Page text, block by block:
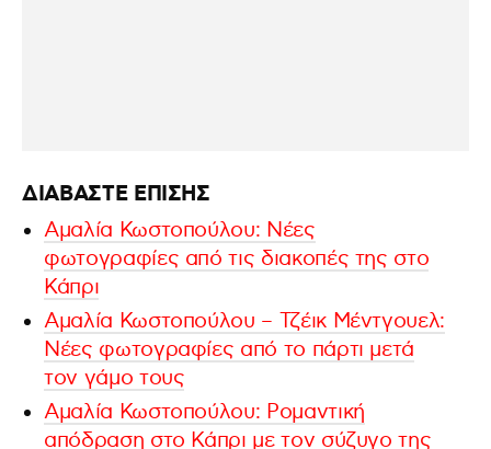
ΔΙΑΒΑΣΤΕ ΕΠΙΣΗΣ
Αμαλία Κωστοπούλου: Νέες
φωτογραφίες από τις διακοπές της στο
Κάπρι
Αμαλία Κωστοπούλου – Τζέικ Μέντγουελ:
Νέες φωτογραφίες από το πάρτι μετά
τον γάμο τους
Αμαλία Κωστοπούλου: Ρομαντική
απόδραση στο Κάπρι με τον σύζυγο της